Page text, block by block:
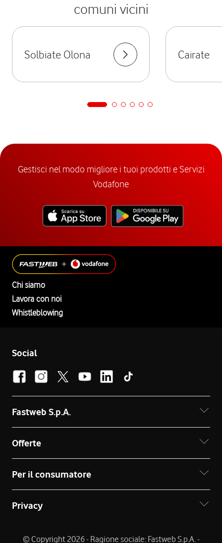
comuni vicini
Solbiate Olona Cairate
Gestisci nel modo migliore i tuoi prodotti e Servizi
Vodafone
Chi siamo
Lavora con noi
Whistleblowing
Social
Fastweb S.p.A.
Offerte
Per il consumatore
Privacy
© Copyright 2026 - Ragione sociale: Fastweb S.p.A. -